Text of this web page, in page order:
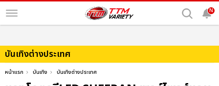
N
บันเทิงต่างประเทศ
หน้าแรก บันเทิง บันเทิงต่างประเทศ